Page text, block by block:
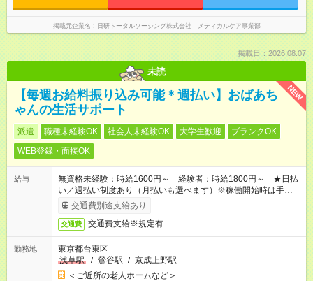
掲載元企業名 日研トータルソーシング株式会社 メディカルケア事業部
掲載日：2026.08.07
未読
NEW
【毎週お給料振り込み可能＊週払い】おばあち
ゃんの生活サポート
派遣 職種未経験OK 社会人未経験OK 大学生歓迎
ブランクOK
WEB登録・面接OK
給与
無資格未経験：時給1600円～ 経験者：時給1800円～ ★日払
い／週払い制度あり（月払いも選べます）※稼働開始時は手続き
完了次第のお支払いとなります。
交通費別途支給あり
交通費 交通費支給※規定有
勤務地
東京都台東区
浅草駅
/ 鶯谷駅 / 京成上野駅
＜ご近所の老人ホームなど＞